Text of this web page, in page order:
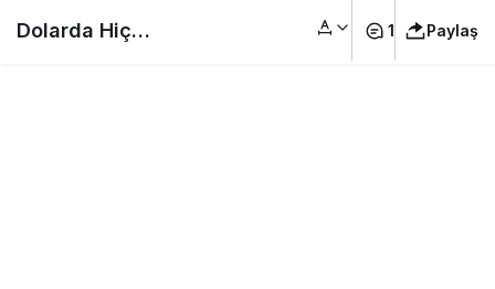
Dolarda Hiç 1 Paylaş